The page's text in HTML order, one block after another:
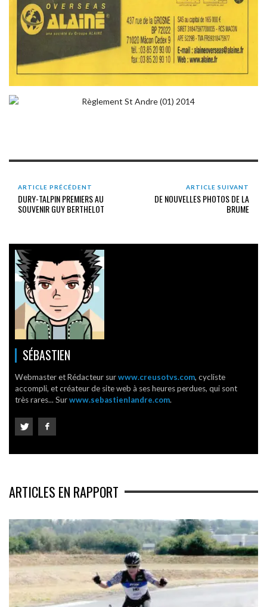
ARTICLE PRÉCÉDENT
DURY-TALPIN PREMIERS AU
SOUVENIR GUY BERTHELOT
ARTICLE SUIVANT
DE NOUVELLES PHOTOS DE LA
BRUME
SÉBASTIEN
Webmaster et Rédacteur surwww.creusotvs.com, cycliste
accompli, et créateur de site web à ses heures perdues, qui sont
très rares... Surwww.sebastienlandre.com.
ARTICLES EN RAPPORT